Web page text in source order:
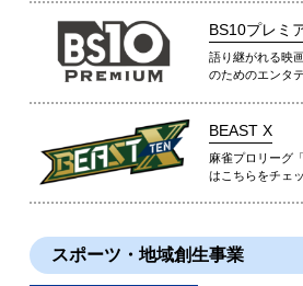
BS10プレミ
語り継がれる映
のためのエンタ
BEAST X
麻雀プロリーグ
はこちらをチェッ
スポーツ・地域創生事業